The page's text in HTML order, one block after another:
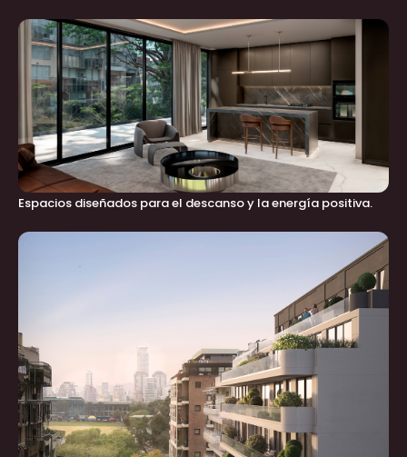
Espacios diseñados para el descanso y la energía positiva.